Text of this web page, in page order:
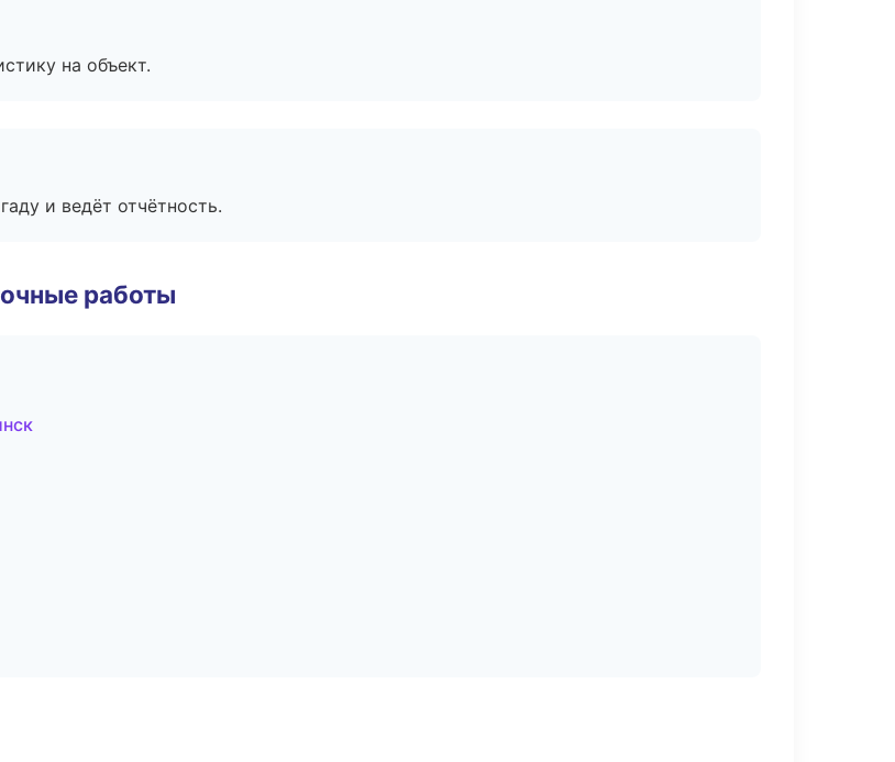
на объект.
и ведёт отчётность.
работы